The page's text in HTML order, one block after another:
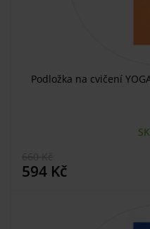
Podložka na cvičení
594 Kč